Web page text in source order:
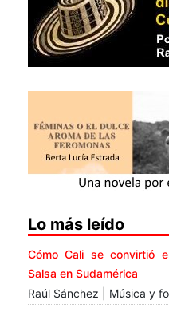
Lo más leído
Cómo Cali se convirtió
Salsa en Sudamérica
Raúl Sánchez | Música y